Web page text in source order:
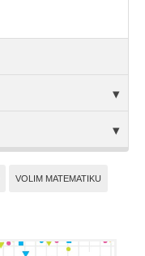
VOLIM MATEMATIKU